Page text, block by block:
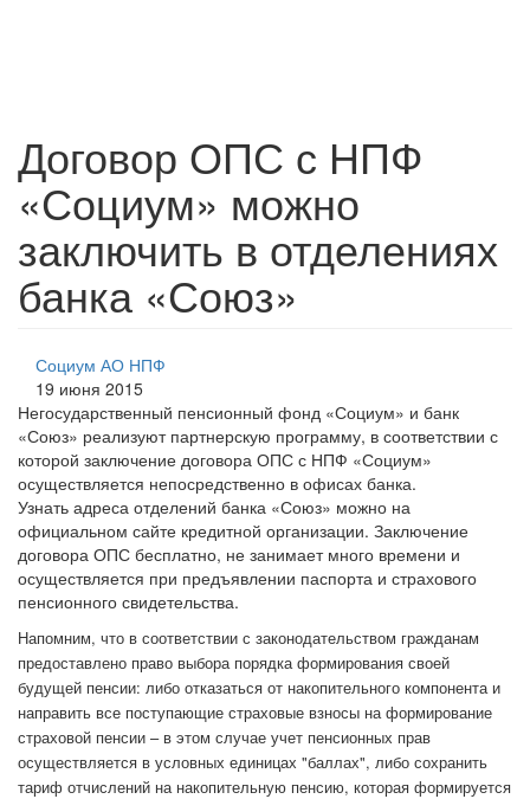
Договор ОПС с НПФ
«Социум» можно
заключить в отделениях
банка «Союз»
Социум АО НПФ
19 июня 2015
Негосударственный пенсионный фонд «Социум» и банк
«Союз» реализуют партнерскую программу, в соответствии с
которой заключение договора ОПС с НПФ «Социум»
осуществляется непосредственно в офисах банка.
Узнать адреса отделений банка «Союз» можно на
официальном сайте кредитной организации. Заключение
договора ОПС бесплатно, не занимает много времени и
осуществляется при предъявлении паспорта и страхового
пенсионного свидетельства.
Напомним, что в соответствии с законодательством гражданам
предоставлено право выбора порядка формирования своей
будущей пенсии: либо отказаться от накопительного компонента и
направить все поступающие страховые взносы на формирование
страховой пенсии – в этом случае учет пенсионных прав
осуществляется в условных единицах "баллах", либо сохранить
тариф отчислений на накопительную пенсию, которая формируется